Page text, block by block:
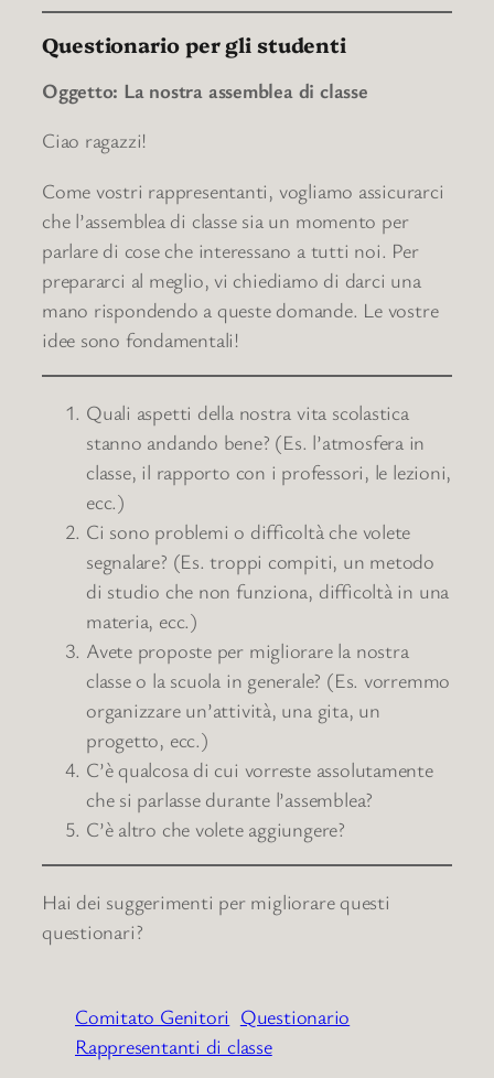
Questionario per gli studenti
Oggetto: La nostra assemblea di classe
Ciao ragazzi!
Come vostri rappresentanti, vogliamo assicurarci
che l’assemblea di classe sia un momento per
parlare di cose che interessano a tutti noi. Per
prepararci al meglio, vi chiediamo di darci una
mano rispondendo a queste domande. Le vostre
idee sono fondamentali!
Quali aspetti della nostra vita scolastica
stanno andando bene? (Es. l’atmosfera in
classe, il rapporto con i professori, le lezioni,
ecc.)
Ci sono problemi o difficoltà che volete
segnalare? (Es. troppi compiti, un metodo
di studio che non funziona, difficoltà in una
materia, ecc.)
Avete proposte per migliorare la nostra
classe o la scuola in generale? (Es. vorremmo
organizzare un’attività, una gita, un
progetto, ecc.)
C’è qualcosa di cui vorreste assolutamente
che si parlasse durante l’assemblea?
C’è altro che volete aggiungere?
Hai dei suggerimenti per migliorare questi
questionari?
Comitato Genitori Questionario
Rappresentanti di classe